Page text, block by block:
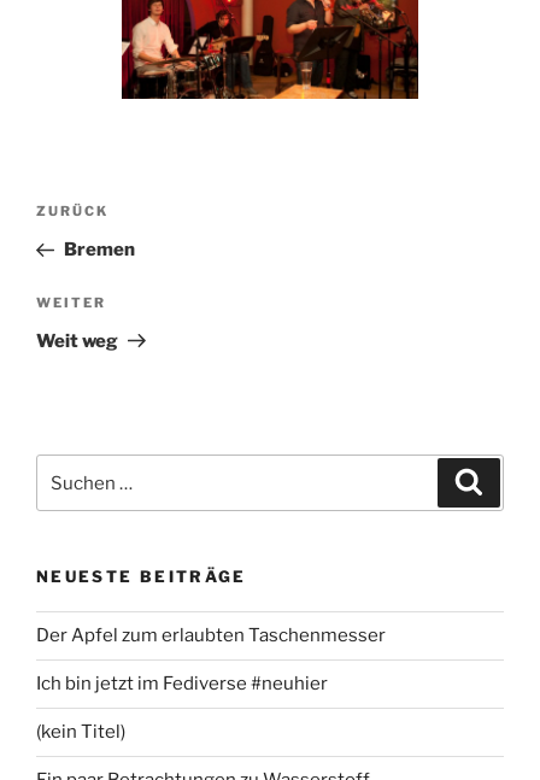
Beitragsnavigation
Vorheriger
Beitrag
ZURÜCK
Bremen
Nächster
Beitrag
WEITER
Weit weg
nach:
NEUESTE BEITRÄGE
Der Apfel zum erlaubten Taschenmesser
Ich bin jetzt im Fediverse #neuhier
(kein Titel)